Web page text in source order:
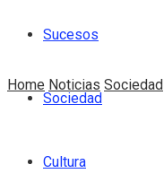
Sucesos
Sociedad
Cultura
Home Noticias Sociedad